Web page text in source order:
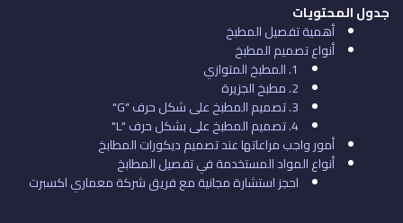
جدول المحتويات
أهمية تفصيل المطبخ
أنواع تصميم المطبخ
1. المطبخ المتوازي
2. مطبخ الجزيرة
3. تصميم المطبخ على شكل حرف "G"
4. تصميم المطبخ على بشكل حرف "L"
أمور واجب مراعاتها عند تصميم ديكورات المطابخ
أنواع المواد المستخدمة في تفصيل المطابخ
احجز استشارة مجانية مع فريق شركة معماري اكسبرت